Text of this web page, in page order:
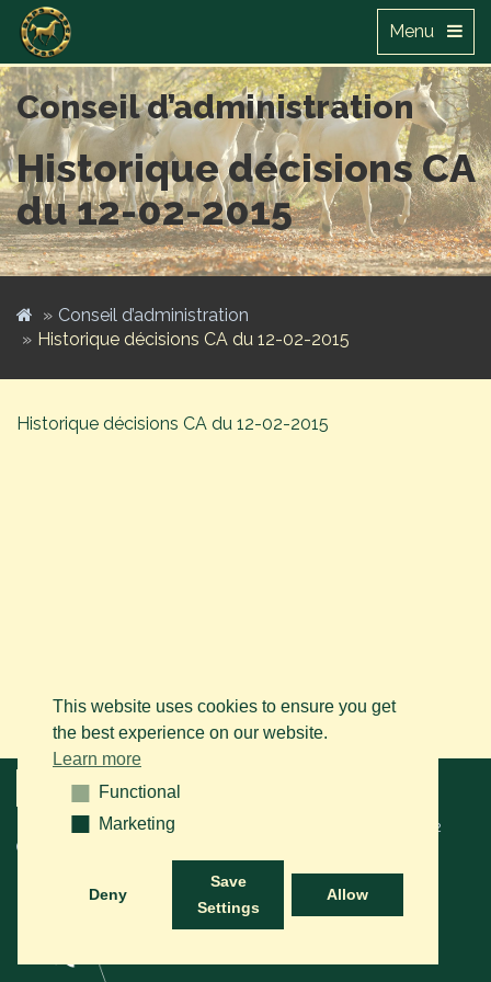
Menu
Conseil d’administration
Historique décisions CA
du 12-02-2015
Conseil d’administration
Historique décisions CA du 12-02-2015
Historique décisions CA du 12-02-2015
Menu
© 2026 BAPS vzw. Tous droits réservés. Contactez-nous sur le
+32
(0)14 61 76 09
This website uses cookies to ensure you get
the best experience on our website.
Learn more
Functional
Functional
MarketingMarketing
Deny
Save
Settings
Allow